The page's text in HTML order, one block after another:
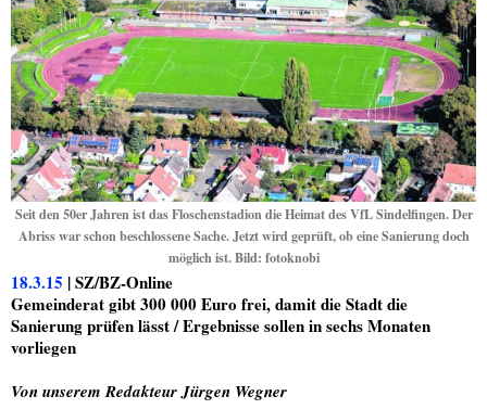
Seit den 50er Jahren ist das Floschenstadion die Heimat des VfL Sindelfingen. Der
Abriss war schon beschlossene Sache. Jetzt wird geprüft, ob eine Sanierung doch
möglich ist. Bild: fotoknobi
18.3.15 | SZ/BZ-Online
Gemeinderat gibt 300 000 Euro frei, damit die Stadt die
Sanierung prüfen lässt / Ergebnisse sollen in sechs Monaten
vorliegen
Von unserem Redakteur Jürgen Wegner